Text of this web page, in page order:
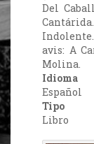
Del
avis: A
Molina.
Idioma
Español
Tipo
Libro